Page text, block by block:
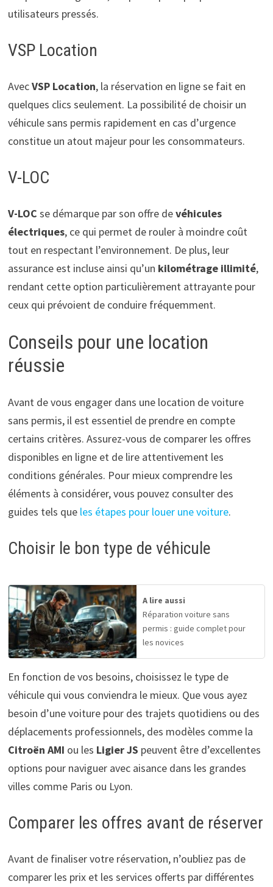
utilisateurs pressés.
VSP Location
AvecVSP Location, la réservation en ligne se fait en
quelques clics seulement. La possibilité de choisir un
véhicule sans permis rapidement en cas d’urgence
constitue un atout majeur pour les consommateurs.
V-LOC
V-LOC se démarque par son offre devéhicules
électriques, ce qui permet de rouler à moindre coût
tout en respectant l’environnement. De plus, leur
assurance est incluse ainsi qu’un kilométrage illimité,
rendant cette option particulièrement attrayante pour
ceux qui prévoient de conduire fréquemment.
Conseils pour une location
réussie
Avant de vous engager dans une location de voiture
sans permis, il est essentiel de prendre en compte
certains critères. Assurez-vous de comparer les offres
disponibles en ligne et de lire attentivement les
conditions générales. Pour mieux comprendre les
éléments à considérer, vous pouvez consulter des
guides tels que les étapes pour louer une voiture.
Choisir le bon type de véhicule
A lire aussi
Réparation voiture sans
permis : guide complet pour
les novices
En fonction de vos besoins, choisissez le type de
véhicule qui vous conviendra le mieux. Que vous ayez
besoin d’une voiture pour des trajets quotidiens ou des
déplacements professionnels, des modèles comme la
Citroën AMI ou les Ligier JS peuvent être d’excellentes
options pour naviguer avec aisance dans les grandes
villes comme Paris ou Lyon.
Comparer les offres avant de réserver
Avant de finaliser votre réservation, n’oubliez pas de
comparer les prix et les services offerts par différentes